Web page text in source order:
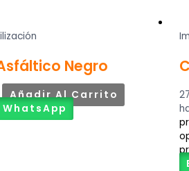
Negro
Añadir Al Carrito
WhatsApp